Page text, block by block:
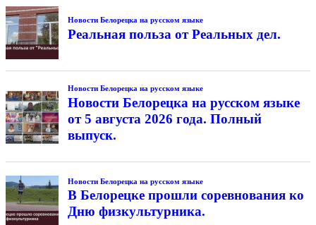
Новости Белорецка на русском языке
Реальная польза от Реальных дел.
Новости Белорецка на русском языке
Новости Белорецка на русском языке
от 5 августа 2026 года. Полный
выпуск.
Новости Белорецка на русском языке
В Белорецке прошли соревнования ко
Дню физкультурника.